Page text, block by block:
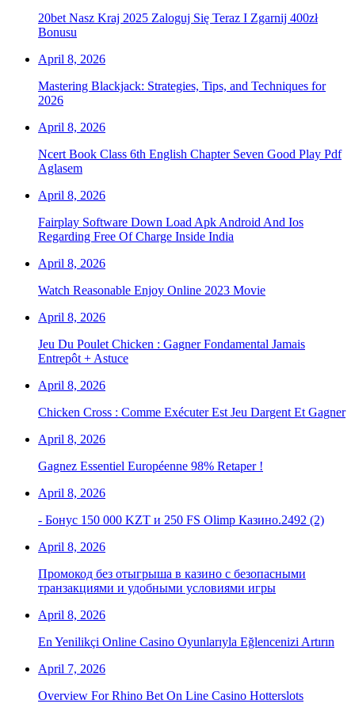
20bet Nasz Kraj 2025 Zaloguj Się Teraz I Zgarnij 400zł
Bonusu
April 8, 2026
Mastering Blackjack: Strategies, Tips, and Techniques for
2026
April 8, 2026
Ncert Book Class 6th English Chapter Seven Good Play Pdf
Aglasem
April 8, 2026
Fairplay Software Down Load Apk Android And Ios
Regarding Free Of Charge Inside India
April 8, 2026
Watch Reasonable Enjoy Online 2023 Movie
April 8, 2026
Jeu Du Poulet Chicken : Gagner Fondamental Jamais
Entrepôt + Astuce
April 8, 2026
Chicken Cross : Comme Exécuter Est Jeu Dargent Et Gagner
April 8, 2026
Gagnez Essentiel Européenne 98% Retaper !
April 8, 2026
- Бонус 150 000 KZT и 250 FS Olimp Казино.2492 (2)
April 8, 2026
Промокод без отыгрыша в казино с безопасными
транзакциями и удобными условиями игры
April 8, 2026
En Yenilikçi Online Casino Oyunlarıyla Eğlencenizi Artırın
April 7, 2026
Overview For Rhino Bet On Line Casino Hotterslots